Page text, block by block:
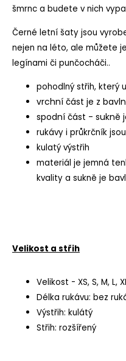
šmrnc a budete v nich
Černé letní šaty jsou
nejen na léto, ale můžete
legínami či punčocháči..
pohodlný střih, který
vrchní část je z
spodní část - sukně
rukávy i průkrčník
kulatý výstřih
materiál je jemná
kvality a sukně je
Velikost a střih
Velikost - XS, S, M, L,
Délka rukávu: bez
Výstřih: kulátý
Střih: rozšířený